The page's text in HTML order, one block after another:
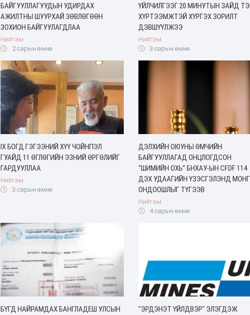
БАЙГУУЛЛАГУУДЫН УДИРДАХ
АЖИЛТНЫ ШУУРХАЙ ЗӨВЛӨГӨӨН
ЗОХИОН БАЙГУУЛАГДЛАА
Нийгэм
2 сарын өмнө
ҮЙЛЧИЛГЭЭГ 20 МИНУТЫН ЗАЙД
ХҮРТЭЭМЖТЭЙ ХҮРГЭХ ЗОРИЛТ
ДЭВШҮҮЛЖЭЭ
Нийгэм
3 сарын өмнө
IX БОГД ГЭГЭЭНИЙ ХҮҮ ЧОЙНПЭЛ
ГУАЙД 11 ӨГЛӨГИЙН ЭЗНИЙ ӨРГӨЛИЙГ
ГАРДУУЛЛАА
Нийгэм
3 сарын өмнө
ДЭЛХИЙН ОЮУНЫ ӨМЧИЙН
БАЙГУУЛЛАГАД ОНЦЛОГДСОН
“ШИМИЙН ОХЬ” БНХАУ-ЫН CFDF 114
ДЭХ УДААГИЙН ҮЗЭСГЭЛЭНД
ОНДООШЛЫГ ТҮГЭЭВ
Нийгэм
4 сарын өмнө
БҮГД НАЙРАМДАХ БАНГЛАДЕШ УЛСЫН
"ЭРДЭНЭТ ҮЙЛДВЭР" ЭЛЭГДЭЖ